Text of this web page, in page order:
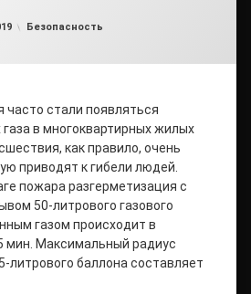
Рубрики:
Безопасность
часто стали появляться
в многоквартирных жилых
как правило, очень
приводят к гибели людей.
пожара разгерметизация с
50-литрового газового
газом происходит в
мин. Максимальный радиус
литрового баллона составляет